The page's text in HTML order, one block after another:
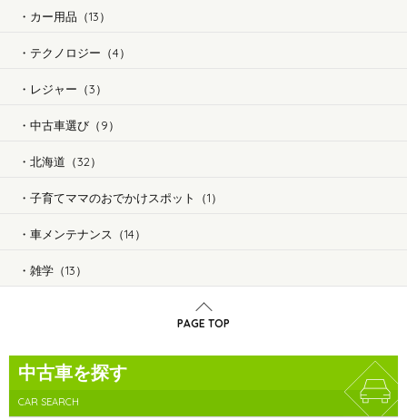
カー用品（13）
テクノロジー（4）
レジャー（3）
中古車選び（9）
北海道（32）
子育てママのおでかけスポット（1）
車メンテナンス（14）
雑学（13）
PAGE TOP
中古車を探す
CAR SEARCH